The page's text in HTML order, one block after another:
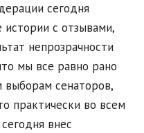
сегодня
с отзывами,
непрозрачности
мы все равно рано
сенаторов,
практически во всем
внес